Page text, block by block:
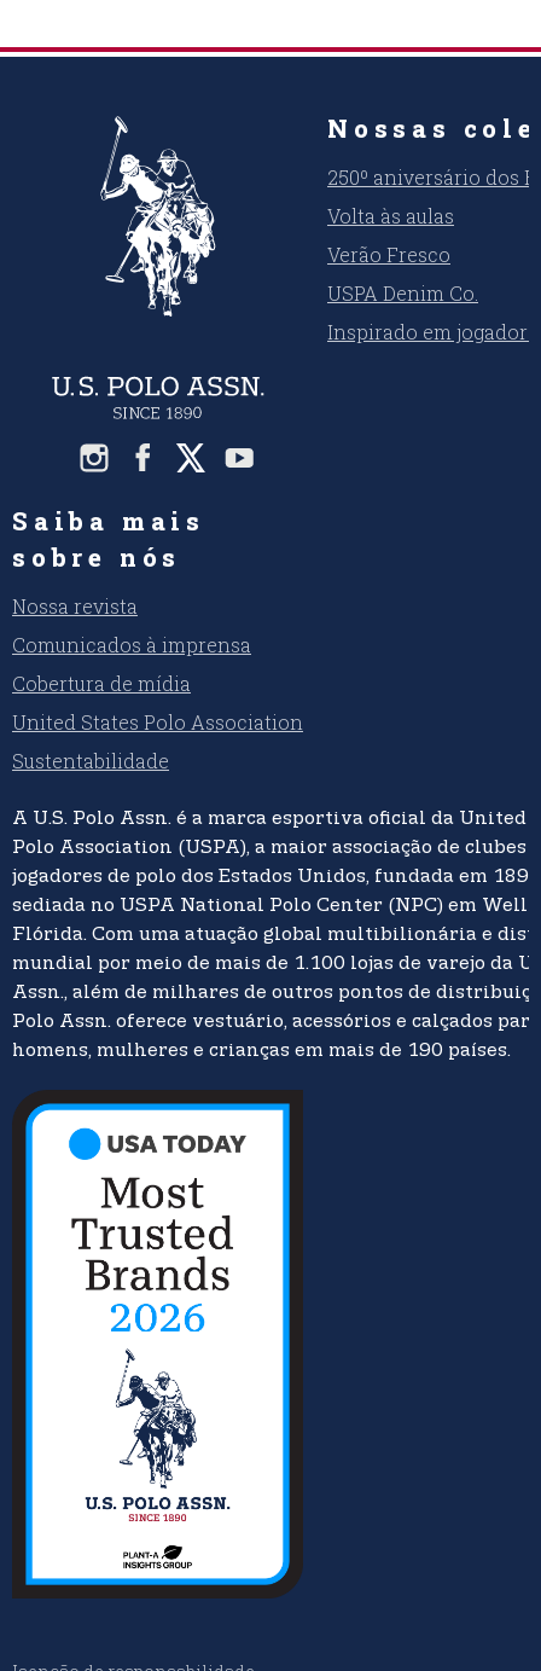
Nossas
250º aniversário dos
Volta às aulas
Verão Fresco
USPA Denim Co.
Inspirado em
Saiba mais
sobre nós
Nossa revista
Comunicados à imprensa
Cobertura de mídia
United States Polo Association
Sustentabilidade
A U.S. Polo Assn. é a marca esportiva oficial da United
Polo Association (USPA), a maior associação de clubes e
jogadores de polo dos Estados Unidos, fundada em
sediada no USPA National Polo Center (NPC) em
Flórida. Com uma atuação global multibilionária e
mundial por meio de mais de 1.100 lojas de varejo da
Assn., além de milhares de outros pontos de
Polo Assn. oferece vestuário, acessórios e calçados para
homens, mulheres e crianças em mais de 190 países.